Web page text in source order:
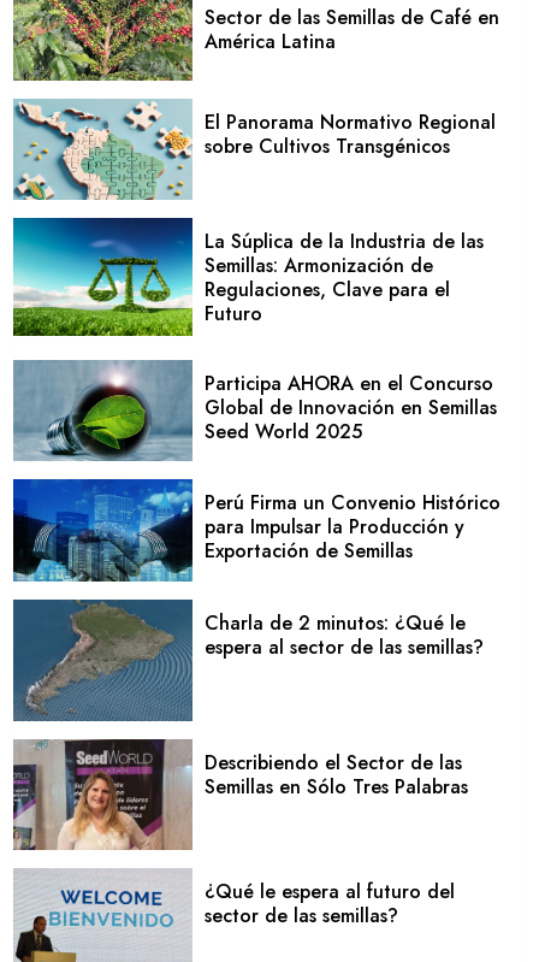
Sector de las Semillas de Café en
América Latina
El Panorama Normativo Regional
sobre Cultivos Transgénicos
La Súplica de la Industria de las
Semillas: Armonización de
Regulaciones, Clave para el
Futuro
Participa AHORA en el Concurso
Global de Innovación en Semillas
Seed World 2025
Perú Firma un Convenio Histórico
para Impulsar la Producción y
Exportación de Semillas
Charla de 2 minutos: ¿Qué le
espera al sector de las semillas?
Describiendo el Sector de las
Semillas en Sólo Tres Palabras
¿Qué le espera al futuro del
sector de las semillas?